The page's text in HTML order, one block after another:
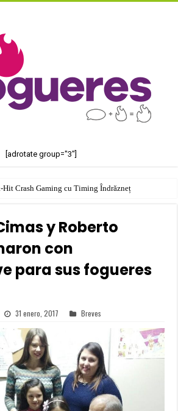
[adrotate group="3"]
Crash Gaming cu Timing Îndrăzneț
y Roberto
con
para sus fogueres
31 enero, 2017 Breves